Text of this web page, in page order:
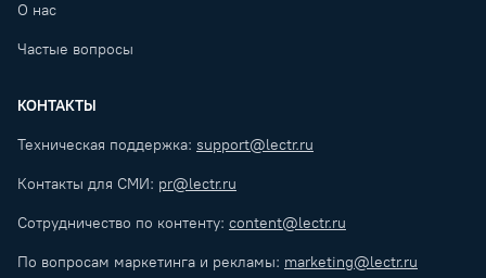
О нас
Частые вопросы
КОНТАКТЫ
Техническая поддержка: support@lectr.ru
Контакты для СМИ: pr@lectr.ru
Сотрудничество по контенту: content@lectr.ru
По вопросам маркетинга и рекламы: marketing@lectr.ru